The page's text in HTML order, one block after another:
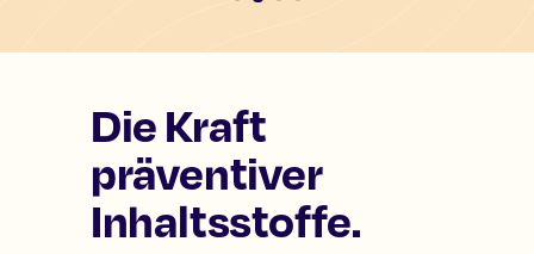
Die Kraft
präventiver
Inhaltsstoffe.